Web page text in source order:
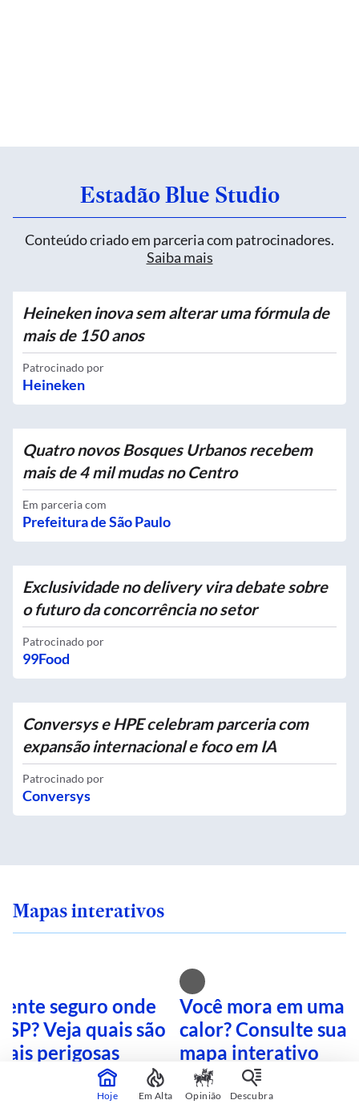
Estadão Blue Studio
Conteúdo criado em parceria com patrocinadores.
Saiba mais
Heineken inova sem alterar uma fórmula de
mais de 150 anos
Patrocinado por
Heineken
Quatro novos Bosques Urbanos recebem
mais de 4 mil mudas no Centro
Em parceria com
Prefeitura de São Paulo
Exclusividade no delivery vira debate sobre
o futuro da concorrência no setor
Patrocinado por
99Food
Conversys e HPE celebram parceria com
expansão internacional e foco em IA
Patrocinado por
Conversys
Mapas interativos
seguro onde
SP? Veja quais são
perigosas
Você mora em uma
calor? Consulte sua
mapa interativo
Hoje Em Alta Opinião Descubra